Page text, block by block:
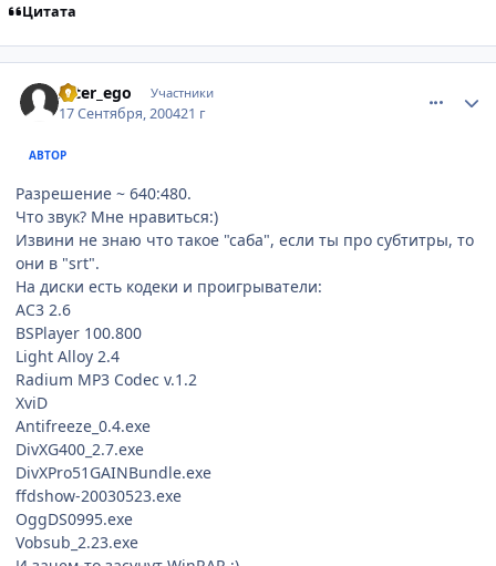
Цитата
Alter_ego Участники
17 Сентября, 200421 г
АВТОР
Разрешение ~ 640:480.
Что звук? Мне нравиться:)
Извини не знаю что такое "саба", если ты про субтитры, то
они в "srt".
На диски есть кодеки и проигрыватели:
AC3 2.6
BSPlayer 100.800
Light Alloy 2.4
Radium MP3 Codec v.1.2
XviD
Antifreeze_0.4.exe
DivXG400_2.7.exe
DivXPro51GAINBundle.exe
ffdshow-20030523.exe
OggDS0995.exe
Vobsub_2.23.exe